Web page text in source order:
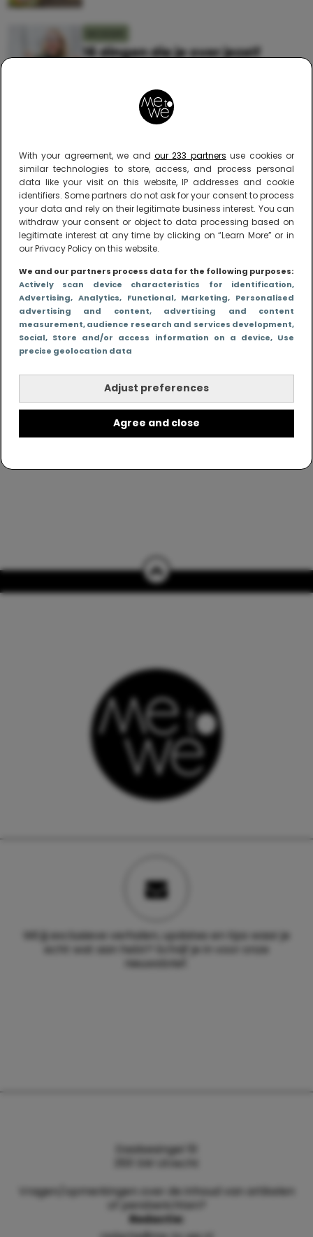
With your agreement, we and our 233 partners use cookies or
similar technologies to store, access, and process personal
data like your visit on this website, IP addresses and cookie
identifiers. Some partners do not ask for your consent to process
your data and rely on their legitimate business interest. You can
withdraw your consent or object to data processing based on
legitimate interest at any time by clicking on “Learn More” or in
our Privacy Policy on this website.
We and our partners process data for the following purposes:
Actively scan device characteristics for identification,
Advertising, Analytics, Functional, Marketing, Personalised
advertising and content, advertising and content
measurement, audience research and services development,
Social, Store and/or access information on a device, Use
precise geolocation data
Adjust preferences
Agree and close
16 dingen die je over jezelf
Me to We – online magazine voor ouders met
een leven
Me to We is het tegengeluid op alle zoete verhalen
over ouderschap. We laten zien hoe het vaak écht
is om moeder te zijn en blijven genadeloos
realistisch. Altijd met een vette knipoog, maar wel
zonder filter. Gewoon, hoe het leven er aan toe
gaat met en naast een (eenouder)gezin. Dus
gegarandeerd een rommelig huis, schuimbekkende
peuters en boze kleuters achter het behang.
Wil jij exclusieve verhalen, updates en tips waar je
echt wat aan hebt? Schrijf je in voor onze
nieuwsbrief.
Daalsesingel 51
3511 SW Utrecht
Vragen/opmerkingen over de inhoud van artikelen
of persberichten?
Redactie: